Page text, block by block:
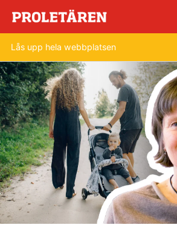
Lås upp hela webbplatsen